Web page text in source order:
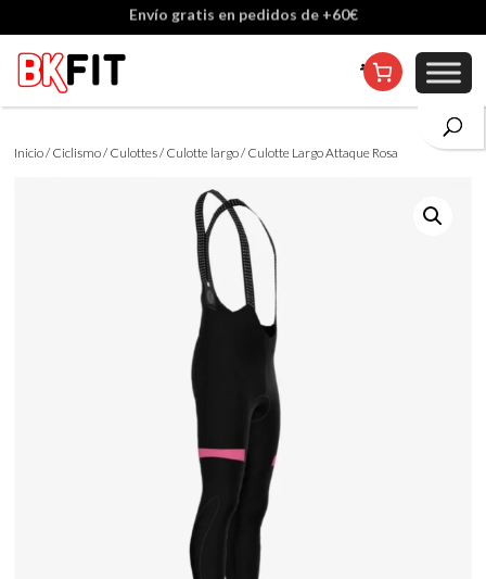
Envío gratis en pedidos de +60€
Cambio de talla incluido, excepto en personalizados
Inicio/ Ciclismo/ Culottes/ Culotte largo/ Culotte Largo Attaque Rosa